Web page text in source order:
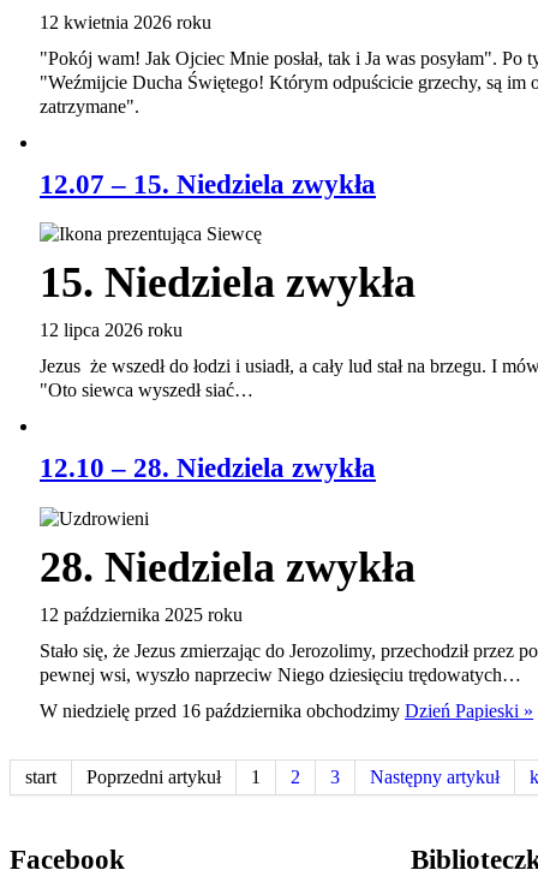
12 kwietnia 2026 roku
"Pokój wam! Jak Ojciec Mnie posłał, tak i Ja was posyłam". Po
"Weźmijcie Ducha Świętego! Którym odpuścicie grzechy, są im
zatrzymane".
12.07 – 15. Niedziela zwykła
15. Niedziela zwykła
12 lipca 2026 roku
Jezus że wszedł do łodzi i usiadł, a cały lud stał na brzegu. I
"Oto siewca wyszedł siać…
12.10 – 28. Niedziela zwykła
28. Niedziela zwykła
12 października 2025 roku
Stało się, że Jezus zmierzając do Jerozolimy, przechodził przez
pewnej wsi, wyszło naprzeciw Niego dziesięciu trędowatych…
W niedzielę przed 16 października obchodzimy Dzień Papieski »
start Poprzedni artykuł 1 2 3 Następny artykuł
Facebook